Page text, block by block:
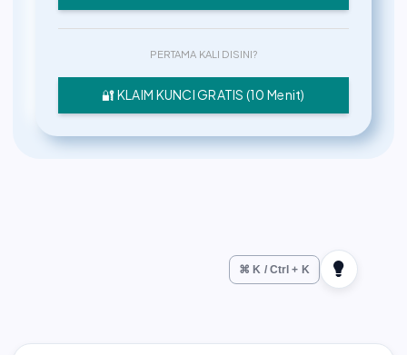
PERTAMA KALI DISINI?
🔐 KLAIM KUNCI GRATIS (10 Menit)
⌘ K / Ctrl + K